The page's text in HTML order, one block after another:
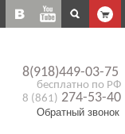
8(918)449-03-75
бесплатно по РФ
8 (861) 274-53-40
Обратный звонок